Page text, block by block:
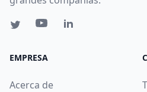
EMPRESA
Acerca de